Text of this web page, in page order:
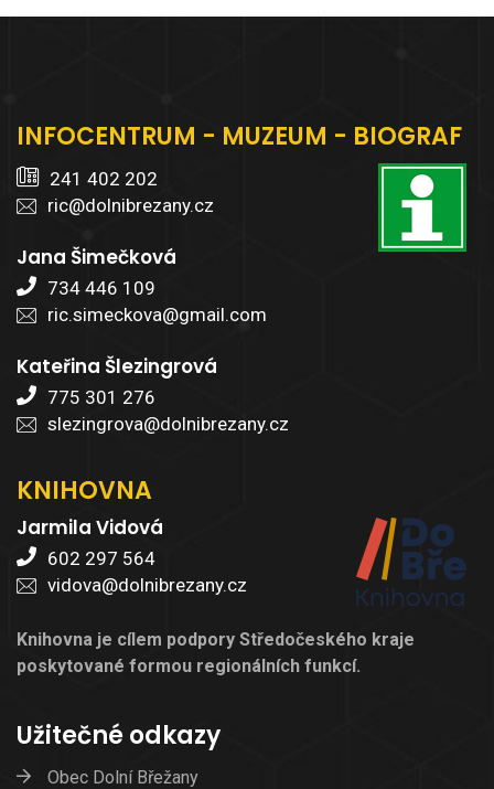
INFOCENTRUM - MUZEUM - BIOGRAF
241 402 202
ric@dolnibrezany.cz
Jana Šimečková
734 446 109
ric.simeckova@gmail.com
Kateřina Šlezingrová
775 301 276
slezingrova@dolnibrezany.cz
KNIHOVNA
Jarmila Vidová
602 297 564
vidova@dolnibrezany.cz
Knihovna je cílem podpory Středočeského kraje
poskytované formou regionálních funkcí.
Užitečné odkazy
Obec Dolní Břežany